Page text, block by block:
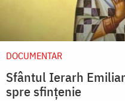
DOCUMENTAR
Sfântul Ierarh
spre sfințenie